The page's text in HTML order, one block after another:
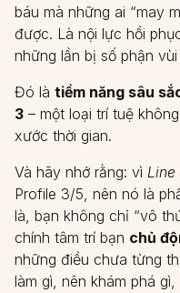
báu mà những ai “may
được. Là nội lực hồi
những lần bị số phận vùi
Đó là tiềm năng sâu
3 – một loại trí tuệ
xước thời gian.
Và hãy nhớ rằng: vì Line
Profile 3/5, nên nó là
là, bạn không chỉ “vô
chính tâm trí bạn chủ
những điều chưa từng
làm gì, nên khám phá